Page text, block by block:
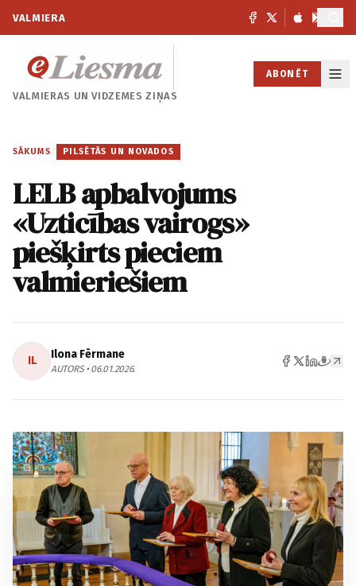
VALMIERA
VALMIERAS UNVIDZEMES ZIŅAS
ABONĒT
SĀKUMS / PILSĒTĀS UN NOVADOS
LELB apbalvojums
«Uzticības vairogs»
piešķirts pieciem
valmieriešiem
IL Ilona Fērmane
AUTORS • 06.01.2026.